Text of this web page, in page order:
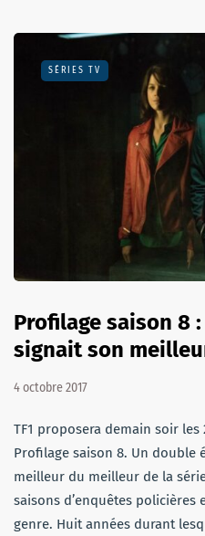
SÉRIES TV
Profilage saison 8
signait son
4 octobre 2017
TF1 proposera demain soir
Profilage saison 8. Un double
meilleur du meilleur de la
saisons d’enquêtes
genre. Huit années durant